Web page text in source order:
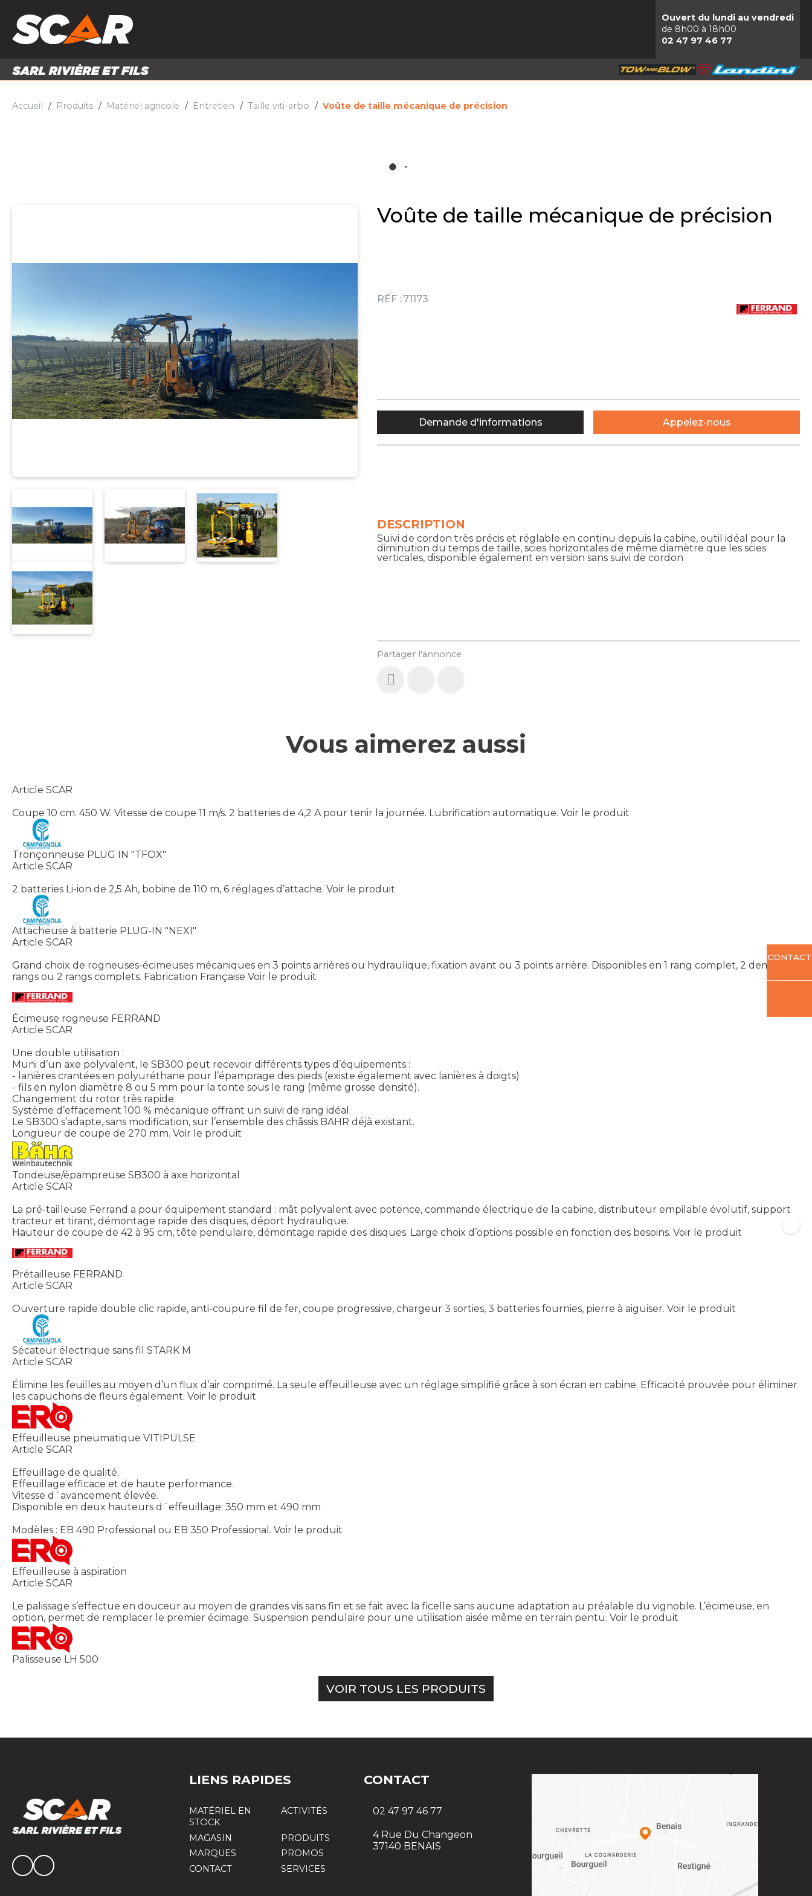
PIÈCES ET ACCESSOIRES
Ouvert du lundi au vendredi
de 8h00 à 18h00
02 47 97 46 77
Accueil Produits Matériel agricole Entretien Taille viti-arbo Voûte de taille mécanique de précision
Voûte de taille mécanique de précision
RÉF : 71173
Partager l'annonce
DESCRIPTION
Suivi de cordon très précis et réglable en continu depuis la cabine, outil idéal pour la
diminution du temps de taille, scies horizontales de même diamètre que les scies
verticales, disponible également en version sans suivi de cordon
Demande d'informations Appelez-nous
Vous aimerez aussi
Article SCAR
Coupe 10 cm. 450 W. Vitesse de coupe 11 m/s. 2 batteries de 4,2 A pour tenir la journée. Lubrification automatique. Voir le produit
Tronçonneuse PLUG IN "TFOX"
Article SCAR
2 batteries Li-ion de 2,5 Ah, bobine de 110 m, 6 réglages d’attache. Voir le produit
Attacheuse à batterie PLUG-IN "NEXI"
Article SCAR
Grand choix de rogneuses-écimeuses mécaniques en 3 points arrières ou hydraulique, fixation avant ou 3 points arrière. Disponibles en 1 rang complet, 2 demi-
rangs ou 2 rangs complets. Fabrication Française Voir le produit
Écimeuse rogneuse FERRAND
Article SCAR
Une double utilisation :
Muni d’un axe polyvalent, le SB300 peut recevoir différents types d’équipements :
- lanières crantées en polyuréthane pour l’épamprage des pieds (existe également avec lanières à doigts)
- fils en nylon diamètre 8 ou 5 mm pour la tonte sous le rang (même grosse densité).
Changement du rotor très rapide.
Système d’effacement 100 % mécanique offrant un suivi de rang idéal.
Le SB300 s’adapte, sans modification, sur l’ensemble des châssis BAHR déjà existant.
Longueur de coupe de 270 mm. Voir le produit
Tondeuse/épampreuse SB300 à axe horizontal
Article SCAR
La pré-tailleuse Ferrand a pour équipement standard : mât polyvalent avec potence, commande électrique de la cabine, distributeur empilable évolutif, support
tracteur et tirant, démontage rapide des disques, déport hydraulique.
Hauteur de coupe de 42 à 95 cm, tête pendulaire, démontage rapide des disques. Large choix d’options possible en fonction des besoins. Voir le produit
Prétailleuse FERRAND
Article SCAR
Ouverture rapide double clic rapide, anti-coupure fil de fer, coupe progressive, chargeur 3 sorties, 3 batteries fournies, pierre à aiguiser. Voir le produit
Sécateur électrique sans fil STARK M
Article SCAR
Élimine les feuilles au moyen d’un flux d’air comprimé. La seule effeuilleuse avec un réglage simplifié grâce à son écran en cabine. Efficacité prouvée pour éliminer
les capuchons de fleurs également. Voir le produit
Effeuilleuse pneumatique VITIPULSE
Article SCAR
Effeuillage de qualité.
Effeuillage efficace et de haute performance.
Vitesse d´avancement élevée.
Disponible en deux hauteurs d´effeuillage: 350 mm et 490 mm
Modèles : EB 490 Professional ou EB 350 Professional. Voir le produit
Effeuilleuse à aspiration
Article SCAR
Le palissage s’effectue en douceur au moyen de grandes vis sans fin et se fait avec la ficelle sans aucune adaptation au préalable du vignoble. L’écimeuse, en
option, permet de remplacer le premier écimage. Suspension pendulaire pour une utilisation aisée même en terrain pentu. Voir le produit
Palisseuse LH 500
VOIR TOUS LES PRODUITS
CONTACT
LIENS RAPIDES
MATÉRIEL EN
STOCK
ACTIVITÉS
MAGASIN
PRODUITS
MARQUES
PROMOS
CONTACT
SERVICES
CONTACT
02 47 97 46 77
4 Rue Du Changeon
37140 BENAIS